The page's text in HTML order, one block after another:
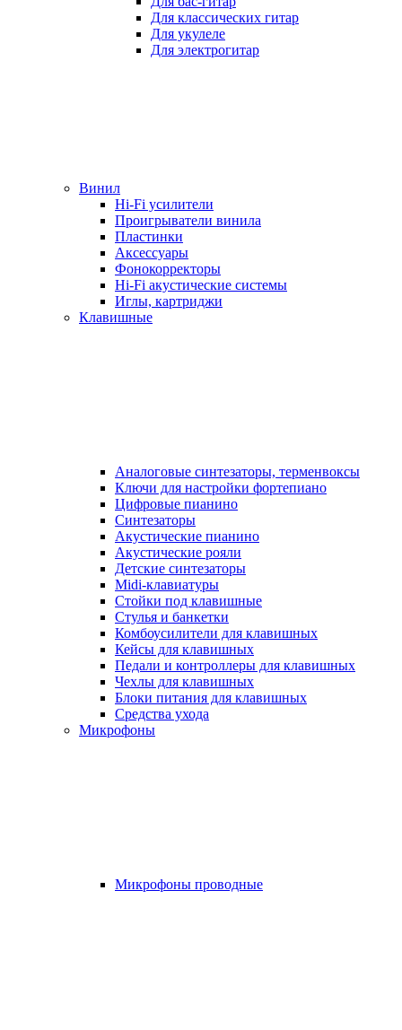
Для классических гитар
Для укулеле
Для электрогитар
Винил
Hi-Fi усилители
Проигрыватели винила
Пластинки
Аксессуары
Фонокорректоры
Hi-Fi акустические системы
Иглы, картриджи
Клавишные
Аналоговые синтезаторы, терменвоксы
Ключи для настройки фортепиано
Цифровые пианино
Синтезаторы
Акустические пианино
Акустические рояли
Детские синтезаторы
Midi-клавиатуры
Стойки под клавишные
Стулья и банкетки
Комбоусилители для клавишных
Кейсы для клавишных
Педали и контроллеры для клавишных
Чехлы для клавишных
Блоки питания для клавишных
Средства ухода
Микрофоны
Микрофоны проводные